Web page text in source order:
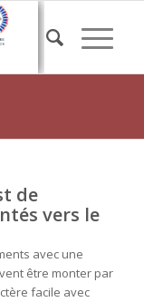
de
vers le
avec une
être monter par
facile avec